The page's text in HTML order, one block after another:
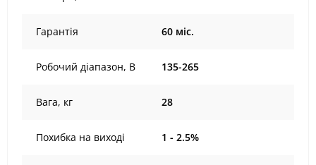
Гарантія 60 міс.
Робочий діапазон, В 135-265
Вага, кг 28
Похибка на виході 1 - 2.5%